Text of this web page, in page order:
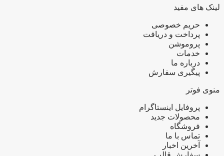
لینک های مفید
حریم خصوصی
پرداخت و دریافت
پروموشن
خدمات
درباره ما
پیگیری سفارش
منوی فوتر
پروفایل اینستاگرام
محصولات جدید
فروشگاه
تماس با ما
آخرین اخبار